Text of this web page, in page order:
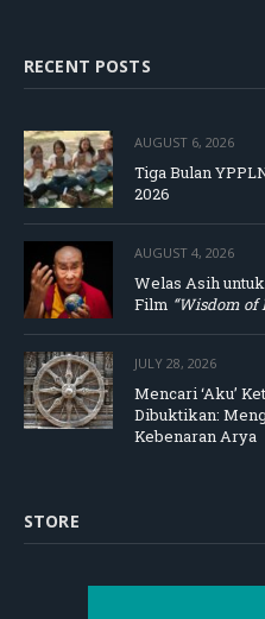
RECENT POSTS
AUGUST 6, 2026
Tiga Bulan
2026
AUGUST 4, 2026
Welas Asih
Film “Wisdom of
JULY 28, 2026
Mencari ‘Aku’
Dibuktikan:
Kebenaran Arya
STORE